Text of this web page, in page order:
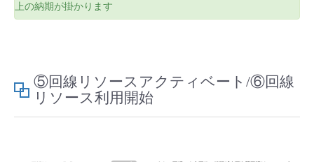
上の納期が掛かります
⑤回線リソースアクティベート/⑥回線
リソース利用開始